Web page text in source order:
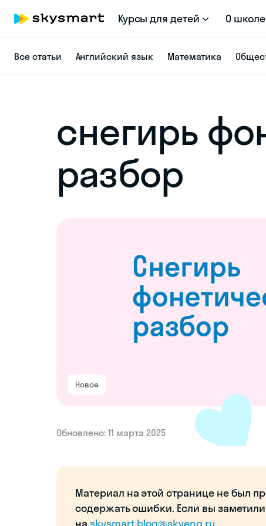
Курсы для детей О школе
Все статьи Английский язык Математика
снегирь
разбор
Новое
Обновлено: 11 марта 2025
Материал на этой странице не был
содержать ошибки. Если вы